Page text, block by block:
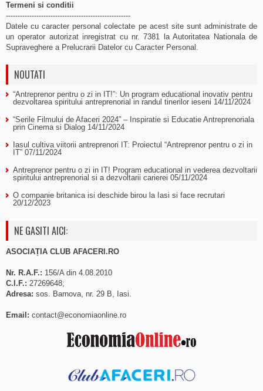
Termeni si conditii
-----------------------------------------------------
Datele cu caracter personal colectate pe acest site sunt administrate de
un operator autorizat inregistrat cu nr. 7381 la Autoritatea Nationala de
Supraveghere a Prelucrarii Datelor cu Caracter Personal.
NOUTATI
“Antreprenor pentru o zi in IT!”: Un program educational inovativ pentru
dezvoltarea spiritului antreprenorial in randul tinerilor ieseni 14/11/2024
“Serile Filmului de Afaceri 2024” – Inspiratie si Educatie Antreprenoriala
prin Cinema si Dialog 14/11/2024
Iasul cultiva viitorii antreprenori IT: Proiectul “Antreprenor pentru o zi in
IT” 07/11/2024
Antreprenor pentru o zi in IT! Program educational in vederea dezvoltarii
spiritului antreprenorial si a dezvoltarii carierei 05/11/2024
O companie britanica isi deschide birou la Iasi si face recrutari
20/12/2023
NE GASITI AICI:
ASOCIAȚIA CLUB AFACERI.RO
Nr. R.A.F.: 156/A din 4.08.2010
C.I.F.: 27269648;
Adresa: sos. Barnova, nr. 29 B, Iasi.
Email: contact@economiaonline.ro